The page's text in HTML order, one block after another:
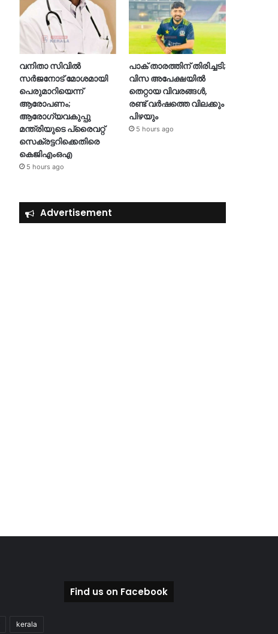
വനിതാ സിവിൽ
സർജനോട് മോശമായി
പെരുമാറിയെന്ന്
ആരോപണം;
ആരോഗ്യവകുപ്പു
മന്ത്രിയുടെ പ്രൈവറ്റ്
സെക്രട്ടറിക്കെതിരെ
കെജിഎംഒഎ
5 hours ago
പാക് താരത്തിന് തിരിച്ചടി;
വിസ അപേക്ഷയിൽ
തെറ്റായ വിവരങ്ങൾ,
രണ്ട് വർഷത്തെ വിലക്കും
പിഴയും
5 hours ago
Advertisement
kerala
Find us on Facebook